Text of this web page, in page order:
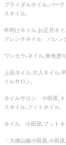
ブライダルネイル,パー
スネイル,
年明けネイル,お正月ネ
フレンチネイル、バレン
ワンカラ‐ネイル,単色塗
上品ネイル,大人ネイル
イルサロン,
ネイルサロン 小田原,４
スネイル,フットネイル,
ネイル 小田原,フット
・大雄山線小田原,小田